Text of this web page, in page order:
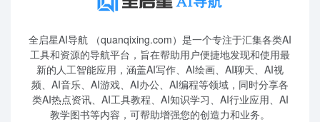
全启星AI导航 （quanqixing.com）是一个专注于汇集各类AI
工具和资源的导航平台，旨在帮助用户便捷地发现和使用最
新的人工智能应用，涵盖AI写作、AI绘画、AI聊天、AI视
频、AI音乐、AI游戏、AI办公、AI编程等领域，同时分享各
类AI热点资讯、AI工具教程、AI知识学习、AI行业应用、AI
教学图书等内容，可帮助增强您的创造力和业务。